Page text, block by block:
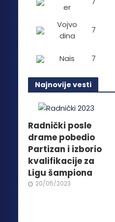
er
Vojvo
dina
7
Nais 7
Najnovije vesti
Radnički posle
drame pobedio
Partizan i izborio
kvalifikacije za
Ligu šampiona
20/05/2023